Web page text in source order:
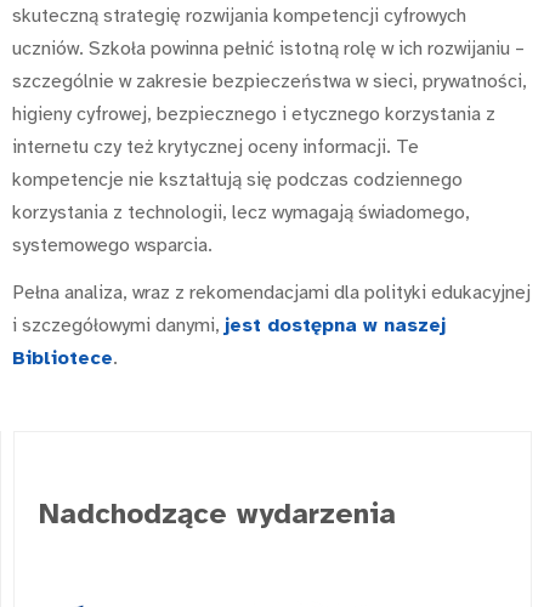
skuteczną strategię rozwijania kompetencji cyfrowych
uczniów. Szkoła powinna pełnić istotną rolę w ich rozwijaniu –
szczególnie w zakresie bezpieczeństwa w sieci, prywatności,
higieny cyfrowej, bezpiecznego i etycznego korzystania z
internetu czy też krytycznej oceny informacji. Te
kompetencje nie kształtują się podczas codziennego
korzystania z technologii, lecz wymagają świadomego,
systemowego wsparcia.
Pełna analiza, wraz z rekomendacjami dla polityki edukacyjnej
i szczegółowymi danymi, jest dostępna w naszej
Bibliotece.
Nadchodzące wydarzenia